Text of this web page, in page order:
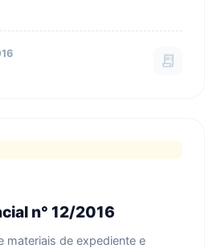
receipt_long
n° 12/2016
materiais de expediente e